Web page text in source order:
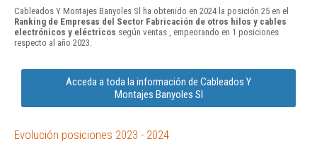
Cableados Y Montajes Banyoles Sl ha obtenido en 2024 la posición 25 en el
Ranking de Empresas del Sector Fabricación de otros hilos y cables
electrónicos y eléctricos según ventas , empeorando en 1 posiciones
respecto al año 2023.
Acceda a toda la información de Cableados Y
Montajes Banyoles Sl
Evolución posiciones 2023 - 2024